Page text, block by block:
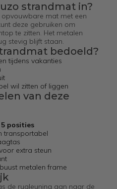
strandmat in?
mat met een
deze gebruiken om
te zitten. Het metalen
stevig blijft staan.
bedoeld?
tijdens vakanties
wil zitten of liggen
van deze
posities
transportabel
extra steun
metalen frame
de rugleuning aan naar de